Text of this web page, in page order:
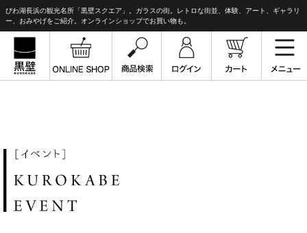
びわ湖長浜の観光名所「黒壁スクエア」。ガラスの街。レトロな街並、体験、アート、ギャラリ
ー、おみやげをご紹介。オンラインショップでお買い物も。